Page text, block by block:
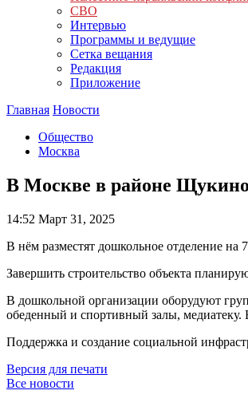
СВО
Интервью
Программы и ведущие
Сетка вещания
Редакция
Приложение
Главная Новости
Общество
Москва
В Москве в районе Щукино
14:52 Март 31, 2025
В нём разместят дошкольное отделение на
Завершить строительство объекта
В дошкольной организации оборудуют
обеденный и спортивный залы, медиатеку.
Поддержка и создание социальной
Версия для печати
Все новости